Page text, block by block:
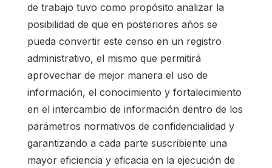
de trabajo tuvo como propósito analizar la
posibilidad de que en posteriores años se
pueda convertir este censo en un registro
administrativo, el mismo que permitirá
aprovechar de mejor manera el uso de
información, el conocimiento y fortalecimiento
en el intercambio de información dentro de los
parámetros normativos de confidencialidad y
garantizando a cada parte suscribiente una
mayor eficiencia y eficacia en la ejecución de